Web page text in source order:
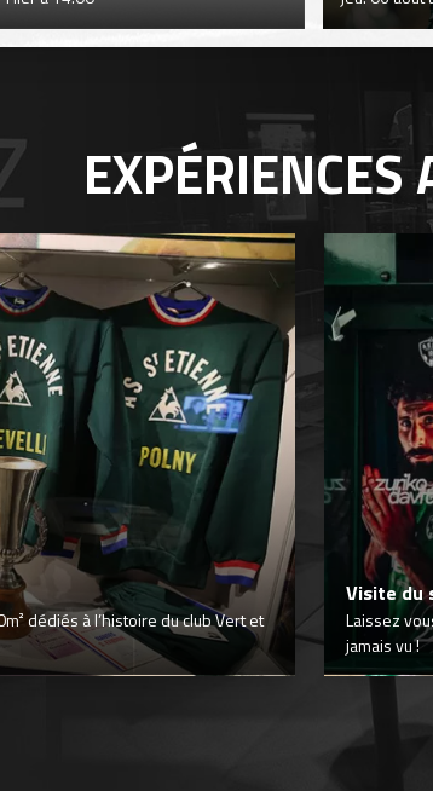
EXPÉRIENCES
dédiés à l’histoire du club Vert et
Visite du
Laissez
jamais vu !